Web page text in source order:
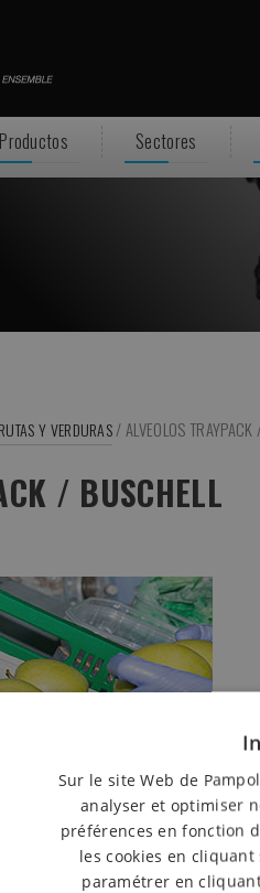
Productos Sectores
Y VERDURAS/ ALVEOLOS
/ BUSCHELL
Sur le site Web de
analyser et optimiser
préférences en fonction
les cookies en
paramétrer en